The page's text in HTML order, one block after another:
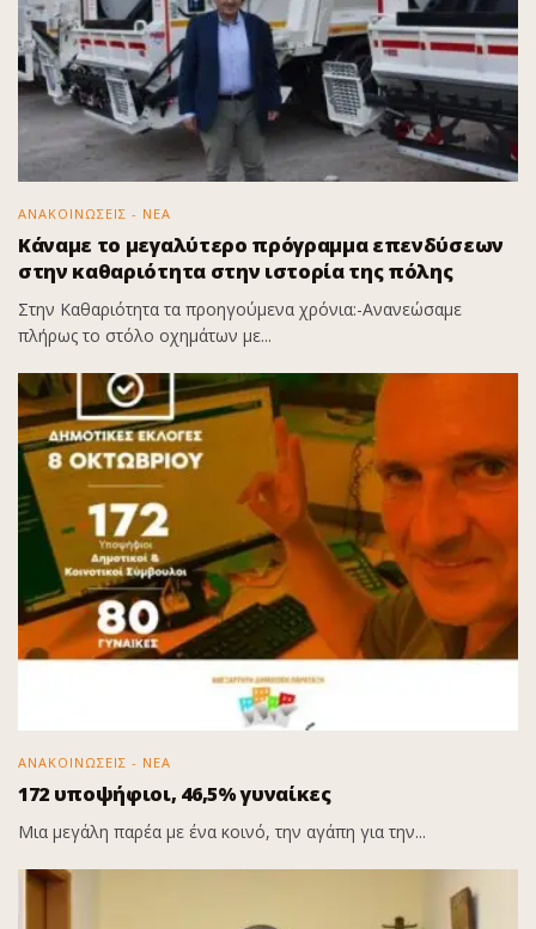
ΑΝΑΚΟΙΝΩΣΕΙΣ - ΝΕΑ
Κάναμε το μεγαλύτερο πρόγραμμα επενδύσεων
στην καθαριότητα στην ιστορία της πόλης
Στην Καθαριότητα τα προηγούμενα χρόνια:-Ανανεώσαμε
πλήρως το στόλο οχημάτων με...
ΑΝΑΚΟΙΝΩΣΕΙΣ - ΝΕΑ
172 υποψήφιοι, 46,5% γυναίκες
Μια μεγάλη παρέα με ένα κοινό, την αγάπη για την...